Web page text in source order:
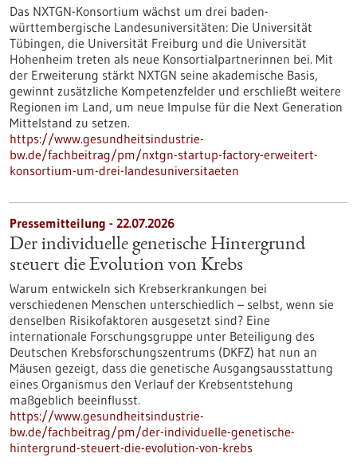
Das NXTGN-Konsortium wächst um drei baden-
württembergische Landesuniversitäten: Die Universität
Tübingen, die Universität Freiburg und die Universität
Hohenheim treten als neue Konsortialpartnerinnen bei. Mit
der Erweiterung stärkt NXTGN seine akademische Basis,
gewinnt zusätzliche Kompetenzfelder und erschließt weitere
Regionen im Land, um neue Impulse für die Next Generation
Mittelstand zu setzen.
https://www.gesundheitsindustrie-
bw.de/fachbeitrag/pm/nxtgn-startup-factory-erweitert-
konsortium-um-drei-landesuniversitaeten
Pressemitteilung - 22.07.2026
Der individuelle genetische Hintergrund
steuert die Evolution von Krebs
Warum entwickeln sich Krebserkrankungen bei
verschiedenen Menschen unterschiedlich – selbst, wenn sie
denselben Risikofaktoren ausgesetzt sind? Eine
internationale Forschungsgruppe unter Beteiligung des
Deutschen Krebsforschungszentrums (DKFZ) hat nun an
Mäusen gezeigt, dass die genetische Ausgangsausstattung
eines Organismus den Verlauf der Krebsentstehung
maßgeblich beeinflusst.
https://www.gesundheitsindustrie-
bw.de/fachbeitrag/pm/der-individuelle-genetische-
hintergrund-steuert-die-evolution-von-krebs